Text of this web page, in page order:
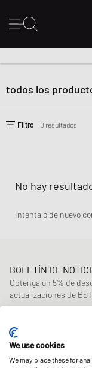
todos los
Filtro 0 resultados
No hay
Inténtalo de nuevo
BOLETÍN DE
Obtenga un 5% de
actualizaciones de
NUESTRAS TIENDAS
We use cookies
We may place these for